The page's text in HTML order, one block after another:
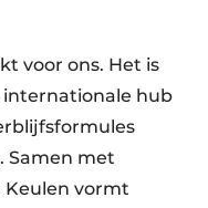
voor ons. Het is
internationale hub
Samen met
vormt